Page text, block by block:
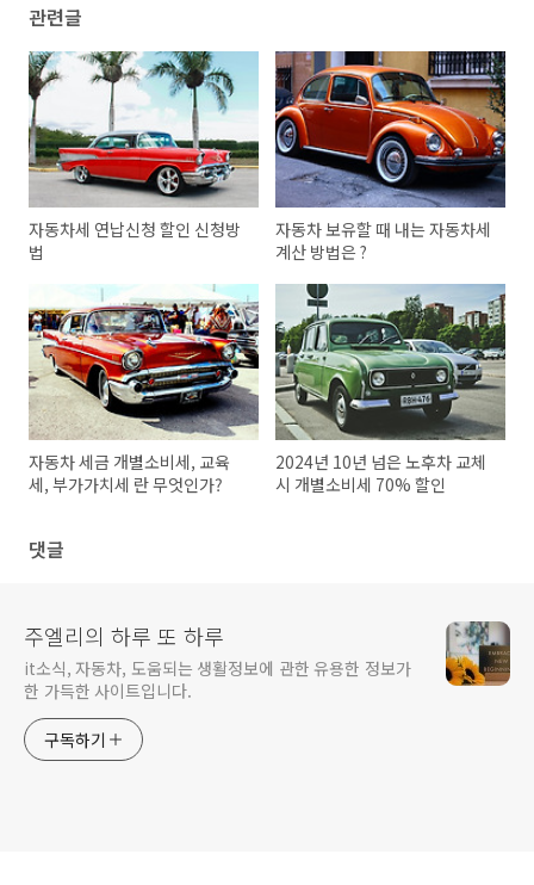
관련글
자동차세 연납신청 할인 신청방
법
자동차 보유할 때 내는 자동차세
계산 방법은 ?
자동차 세금 개별소비세, 교육
세, 부가가치세 란 무엇인가?
2024년 10년 넘은 노후차 교체
시 개별소비세 70% 할인
댓글
주엘리의 하루 또 하루
it소식, 자동차, 도움되는 생활정보에 관한 유용한 정보가
한 가득한 사이트입니다.
구독하기